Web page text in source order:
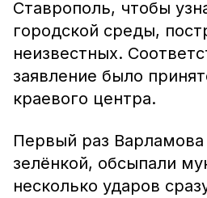
Ставрополь, чтобы
городской среды,
неизвестных.
заявление было
краевого центра.
Первый раз Варламова
зелёнкой, обсыпали
несколько ударов